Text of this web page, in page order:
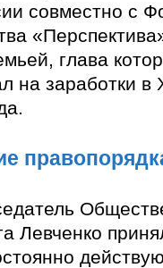
совместно с
глава
на заработки в
Левченко